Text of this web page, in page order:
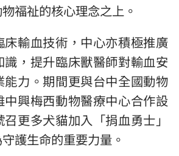
福祉的核心理念之上。
床輸血技術，中心亦積極推廣
識，提升臨床獸醫師對輸血安
能力。期間更與台中全國動物
中興梅西動物醫療中心合作設
更多犬貓加入「捐血勇士」
護生命的重要力量。